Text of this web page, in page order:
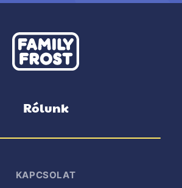
Rólunk
KAPCSOLAT